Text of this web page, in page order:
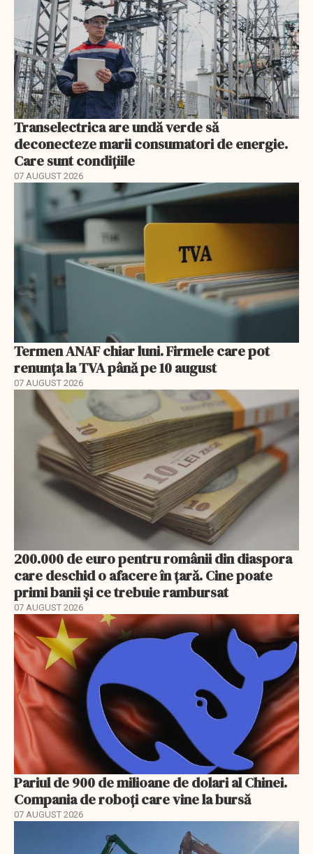
Transelectrica are undă verde să
deconecteze marii consumatori de energie.
Care sunt condițiile
07 AUGUST 2026
Termen ANAF chiar luni. Firmele care pot
renunța la TVA până pe 10 august
07 AUGUST 2026
200.000 de euro pentru românii din diaspora
care deschid o afacere în țară. Cine poate
primi banii și ce trebuie rambursat
07 AUGUST 2026
Pariul de 900 de milioane de dolari al Chinei.
Compania de roboți care vine la bursă
07 AUGUST 2026